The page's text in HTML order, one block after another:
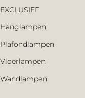
EXCLUSIEF
Hanglampen
Plafondlampen
Vloerlampen
Wandlampen